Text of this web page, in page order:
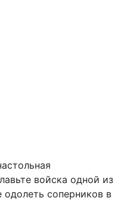
войска одной из
одолеть соперников в